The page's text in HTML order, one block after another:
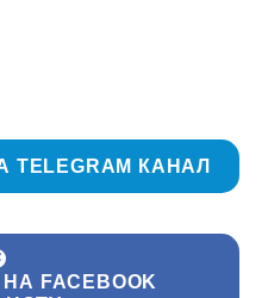
КАНАЛ
FACEBOOK